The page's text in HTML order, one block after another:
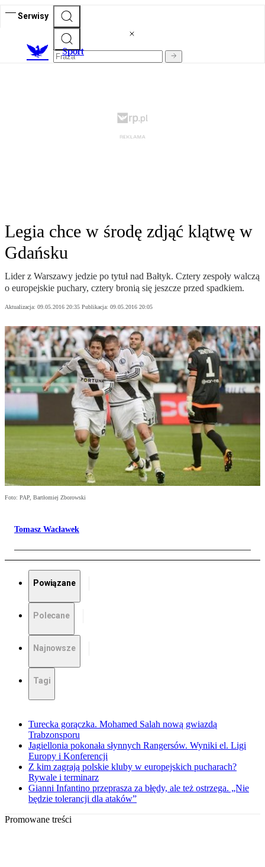
Serwisy
Sport
Legia chce w środę zdjąć klątwę w
Gdańsku
Lider z Warszawy jedzie po tytuł nad Bałtyk. Cztery zespoły walczą
o europejskie puchary, cztery bronią się jeszcze przed spadkiem.
Aktualizacja: 09.05.2016 20:35 Publikacja: 09.05.2016 20:05
Foto: PAP, Bartłomiej Zborowski
Tomasz Wacławek
Powiązane
Polecane
Najnowsze
Tagi
Turecka gorączka. Mohamed Salah nową gwiazdą
Trabzonsporu
Jagiellonia pokonała słynnych Rangersów. Wyniki el. Ligi
Europy i Konferencji
Z kim zagrają polskie kluby w europejskich pucharach?
Rywale i terminarz
Gianni Infantino przeprasza za błędy, ale też ostrzega. „Nie
będzie tolerancji dla ataków”
Promowane treści